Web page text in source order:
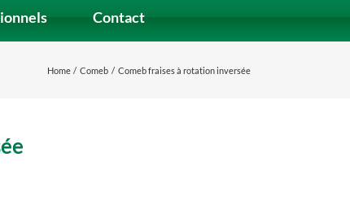
Contact
Home Comeb Comeb fraises à rotation inversée